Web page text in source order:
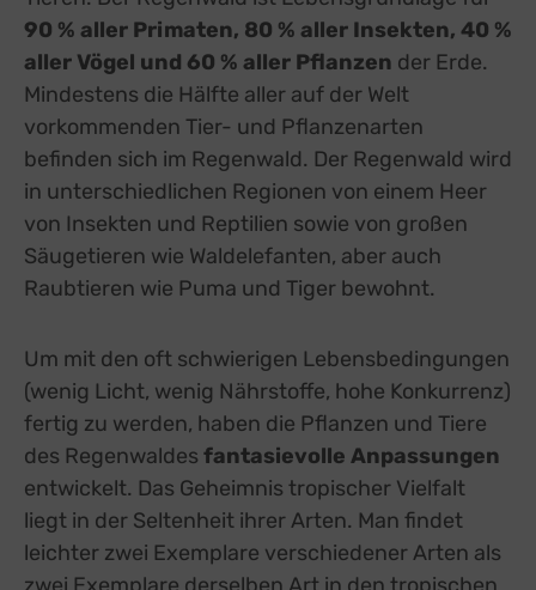
90 % aller Primaten, 80 % aller Insekten, 40 %
aller Vögel und 60 % aller Pflanzen der Erde.
Mindestens die Hälfte aller auf der Welt
vorkommenden Tier- und Pflanzenarten
befinden sich im Regenwald. Der Regenwald wird
in unterschiedlichen Regionen von einem Heer
von Insekten und Reptilien sowie von großen
Säugetieren wie Waldelefanten, aber auch
Raubtieren wie Puma und Tiger bewohnt.
Um mit den oft schwierigen Lebensbedingungen
(wenig Licht, wenig Nährstoffe, hohe Konkurrenz)
fertig zu werden, haben die Pflanzen und Tiere
des Regenwaldes fantasievolle Anpassungen
entwickelt. Das Geheimnis tropischer Vielfalt
liegt in der Seltenheit ihrer Arten. Man findet
leichter zwei Exemplare verschiedener Arten als